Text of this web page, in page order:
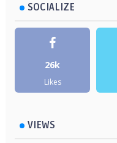
SOCIALIZE
26k
Likes
VIEWS